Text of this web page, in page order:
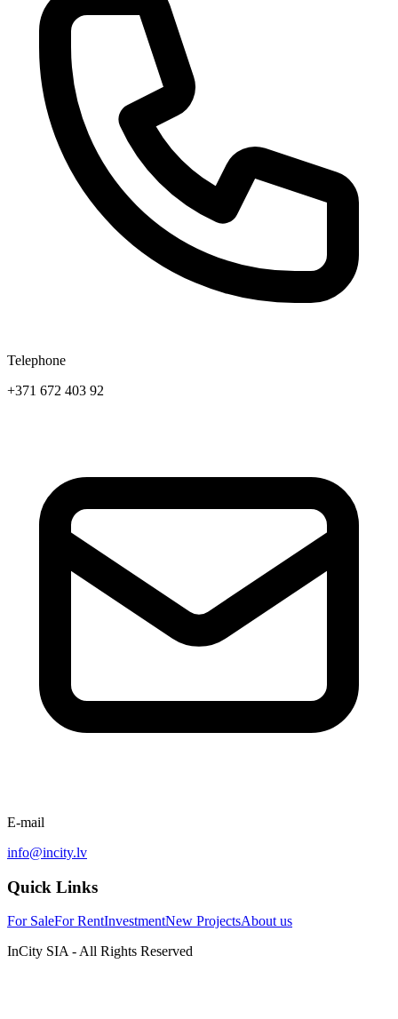
Telephone
+371 672 403 92
E-mail
info@incity.lv
Quick Links
For SaleFor RentInvestmentNew ProjectsAbout us
InCity SIA - All Rights Reserved